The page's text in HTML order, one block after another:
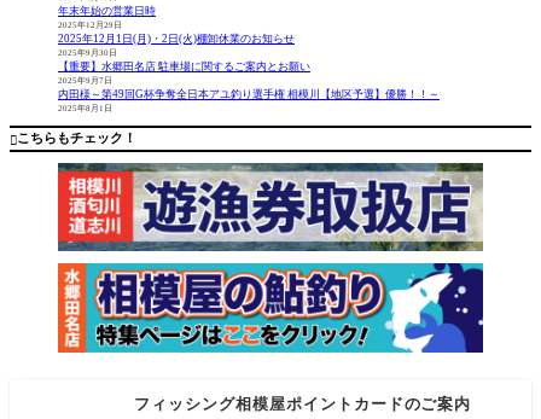
年末年始の営業日時
2025年12月29日
2025年12月1日(月)・2日(火)棚卸休業のお知らせ
2025年9月30日
【重要】水郷田名店 駐車場に関するご案内とお願い
2025年9月7日
内田様～第49回G杯争奪全日本アユ釣り選手権 相模川【地区予選】優勝！！～
2025年8月1日
こちらもチェック！
フィッシング相模屋ポイントカードのご案内
だいぶ釣
て、1時間
弱の短い
たが、ず
っと当た
り